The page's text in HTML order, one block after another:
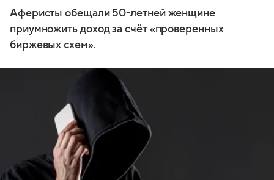
Аферисты обещали 50-летней женщине
приумножить доход за счёт «проверенных
биржевых схем».